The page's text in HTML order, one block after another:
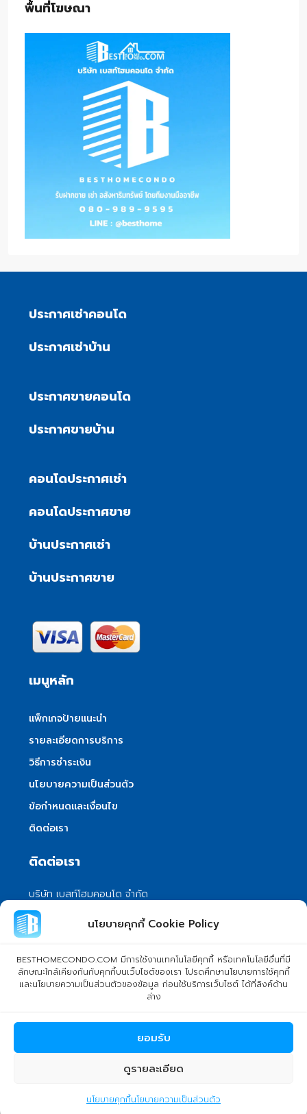
นโยบายคุกกี้ Cookie Policy
BESTHOMECONDO.COM มีการใช้งานเทคโนโลยีคุกกี้ หรือเทคโนโลยีอื่นที่มี
ลักษณะใกล้เคียงกันกับคุกกี้บนเว็บไซต์ของเรา โปรดศึกษานโยบายการใช้คุกกี้
และนโยบายความเป็นส่วนตัวของข้อมูล ก่อนใช้บริการเว็บไซต์ ได้ที่ลิงค์ด้าน
ล่าง
ยอมรับ
ดูรายละเอียด
นโยบายคุกกี้นโยบายความเป็นส่วนตัว
พื้นที่โฆษณา
ahousepost9
ประกาศเช่าคอนโด
ประกาศเช่าบ้าน
ประกาศขายคอนโด
ประกาศขายบ้าน
คอนโดประกาศเช่า
คอนโดประกาศขาย
บ้านประกาศเช่า
บ้านประกาศขาย
เมนูหลัก
แพ็กเกจป้ายแนะนำ
รายละเอียดการบริการ
วิธีการชำระเงิน
นโยบายความเป็นส่วนตัว
ข้อกำหนดและเงื่อนไข
ติดต่อเรา
ติดต่อเรา
บริษัท เบสท์โฮมคอนโด จำกัด
101/399 หมู่ 7 แขวงลําผักชี เขตหนองจอก
กรุงเทพมหานคร 10530
info@besthomecondo.com
© Copyright 2024 BESTHOMECONDO CO., LTD. - All rights